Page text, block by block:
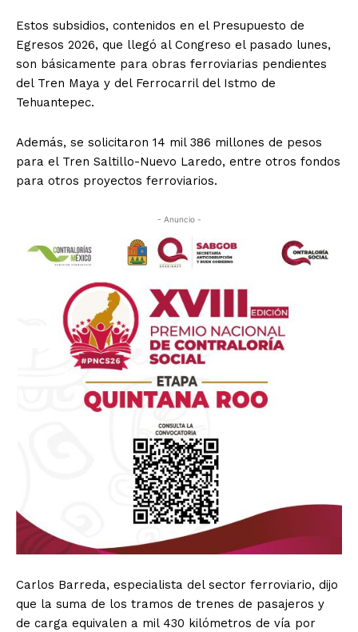
Estos subsidios, contenidos en el Presupuesto de
Egresos 2026, que llegó al Congreso el pasado lunes,
son básicamente para obras ferroviarias pendientes
del Tren Maya y del Ferrocarril del Istmo de
Tehuantepec.
Además, se solicitaron 14 mil 386 millones de pesos
para el Tren Saltillo-Nuevo Laredo, entre otros fondos
para otros proyectos ferroviarios.
- Anuncio -
Carlos Barreda, especialista del sector ferroviario, dijo
que la suma de los tramos de trenes de pasajeros y
de carga equivalen a mil 430 kilómetros de vía por